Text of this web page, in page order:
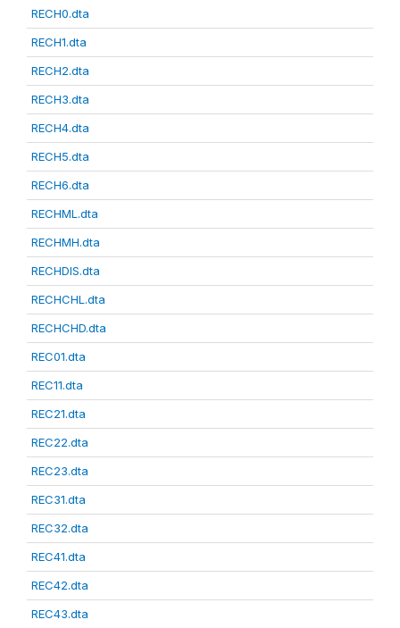
RECH0.dta
RECH1.dta
RECH2.dta
RECH3.dta
RECH4.dta
RECH5.dta
RECH6.dta
RECHML.dta
RECHMH.dta
RECHDIS.dta
RECHCHL.dta
RECHCHD.dta
REC01.dta
REC11.dta
REC21.dta
REC22.dta
REC23.dta
REC31.dta
REC32.dta
REC41.dta
REC42.dta
REC43.dta